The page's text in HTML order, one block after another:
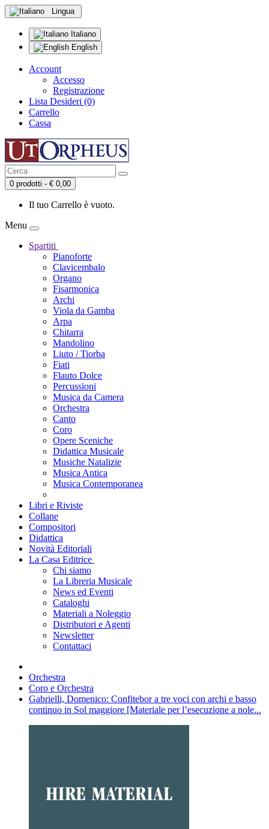
Lingua
Italiano
English
Account
Accesso
Registrazione
Lista Desideri (0)
Carrello
Cassa
0 prodotti - € 0,00
Il tuo Carrello è vuoto.
Menu
Spartiti
Pianoforte
Clavicembalo
Organo
Fisarmonica
Archi
Viola da Gamba
Arpa
Chitarra
Mandolino
Liuto / Tiorba
Fiati
Flauto Dolce
Percussioni
Musica da Camera
Orchestra
Canto
Coro
Opere Sceniche
Didattica Musicale
Musiche Natalizie
Musica Antica
Musica Contemporanea
Libri e Riviste
Collane
Compositori
Didattica
Novità Editoriali
La Casa Editrice
Chi siamo
La Libreria Musicale
News ed Eventi
Cataloghi
Materiali a Noleggio
Distributori e Agenti
Newsletter
Contattaci
Orchestra
Coro e Orchestra
Gabrielli, Domenico: Confitebor a tre voci con archi e basso
continuo in Sol maggiore [Materiale per l’esecuzione a nole...